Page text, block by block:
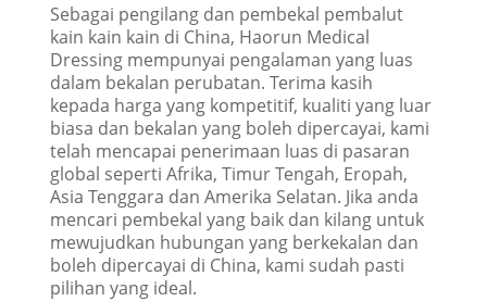
Sebagai pengilang dan pembekal pembalut
kain kain kain di China, Haorun Medical
Dressing mempunyai pengalaman yang luas
dalam bekalan perubatan. Terima kasih
kepada harga yang kompetitif, kualiti yang luar
biasa dan bekalan yang boleh dipercayai, kami
telah mencapai penerimaan luas di pasaran
global seperti Afrika, Timur Tengah, Eropah,
Asia Tenggara dan Amerika Selatan. Jika anda
mencari pembekal yang baik dan kilang untuk
mewujudkan hubungan yang berkekalan dan
boleh dipercayai di China, kami sudah pasti
pilihan yang ideal.